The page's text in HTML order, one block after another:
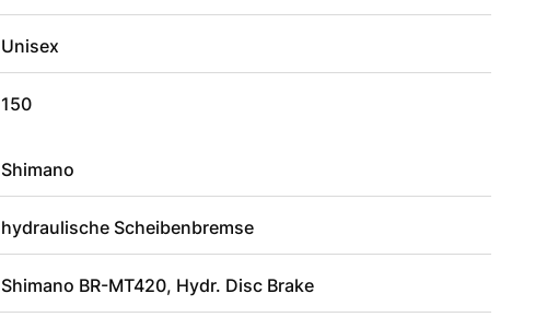
Unisex
150
Shimano
hydraulische Scheibenbremse
Shimano BR-MT420, Hydr. Disc Brake